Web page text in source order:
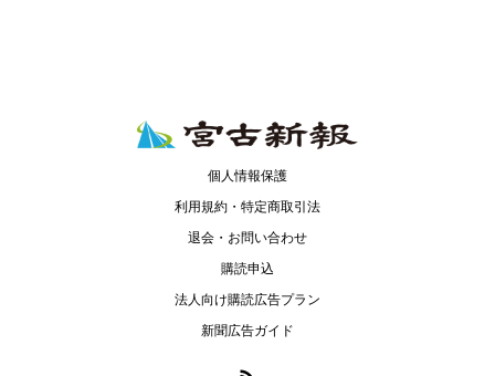
個人情報保護
利用規約・特定商取引法
退会・お問い合わせ
購読申込
法人向け購読広告プラン
新聞広告ガイド